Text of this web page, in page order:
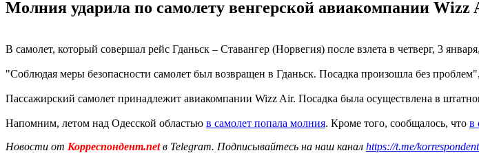
Молния ударила по самолету венгерской авиакомпании
В самолет, который совершал рейс Гданьск – Ставангер (Норвегия) после взлета в четверг, 3
"Соблюдая меры безопасности самолет был возвращен в Гданьск. Посадка произошла без
Пассажирский самолет принадлежит авиакомпании Wizz Air. Посадка была осуществлена в
Напомним, летом над Одесской областью в самолет попала молния. Кроме того, сообщалось, что в
Новости от Корреспондент.netв Telegram. Подписывайтесь на наш канал https://t.me/